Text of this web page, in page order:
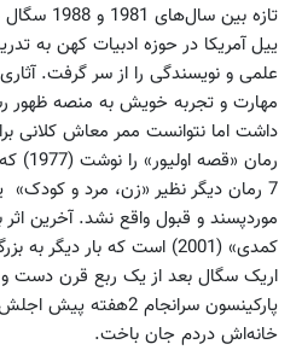
تازه بین
ییل آمریکا در حوزه ادبیات کهن به
علمی و نویسندگی را از سر گرفت.
مهارت و تجربه خویش به منصه ظهور
داشت اما نتوانست ممر معاش کلانی
رمان
7 رمان دیگر نظیر «زن، مرد و
موردپسند و قبول واقع نشد. آخرین
کمدی» (2001) است که بار
اریک سگال بعد از یک ربع قرن دست و
پارکینسون سرانجام
خانه‌‌اش دردم جان باخت.